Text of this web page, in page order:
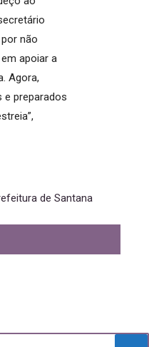
não
apoiar a
Agora,
preparados
de Santana